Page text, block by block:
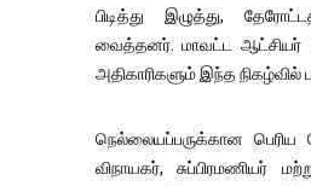
பிடித்து இழுத்து,
வைத்தனர். மாவட்ட ஆட்சியர்
அதிகாரிகளும் இந்த நிகழ்வில்
நெல்லையப்பருக்கான பெரிய
விநாயகர், சுப்பிரமணியர்